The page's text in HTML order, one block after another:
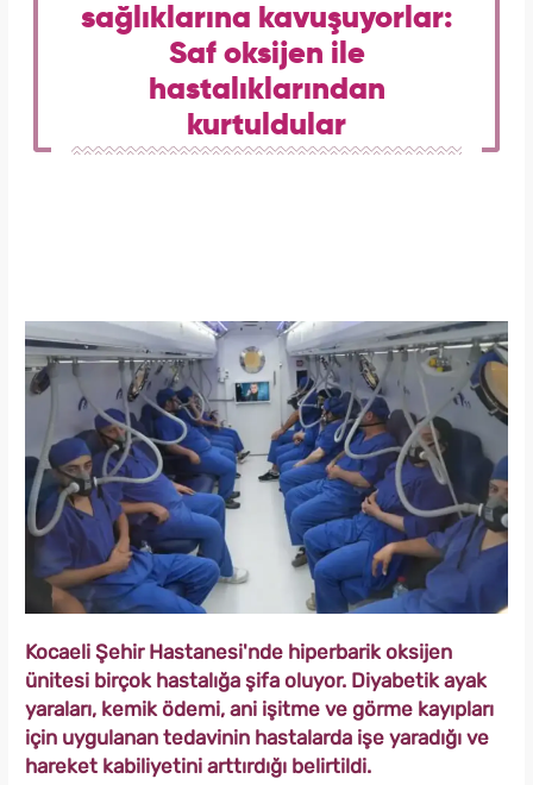
sağlıklarına kavuşuyorlar:
Saf oksijen ile
hastalıklarından
kurtuldular
Kocaeli Şehir Hastanesi'nde hiperbarik oksijen
ünitesi birçok hastalığa şifa oluyor. Diyabetik ayak
yaraları, kemik ödemi, ani işitme ve görme kayıpları
için uygulanan tedavinin hastalarda işe yaradığı ve
hareket kabiliyetini arttırdığı belirtildi.